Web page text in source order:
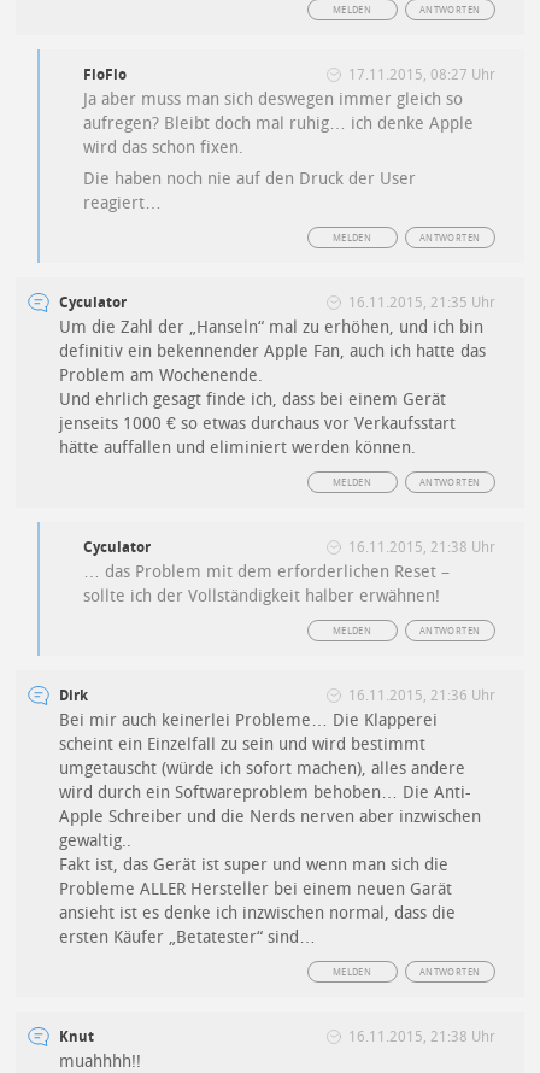
ANTWORTEN
MELDEN
FloFlo 17.11.2015, 08:27 Uhr
Ja aber muss man sich deswegen immer gleich so
aufregen? Bleibt doch mal ruhig… ich denke Apple
wird das schon fixen.
Die haben noch nie auf den Druck der User
reagiert…
ANTWORTEN
MELDEN
Cyculator 16.11.2015, 21:35 Uhr
Um die Zahl der „Hanseln“ mal zu erhöhen, und ich bin
definitiv ein bekennender Apple Fan, auch ich hatte das
Problem am Wochenende.
Und ehrlich gesagt finde ich, dass bei einem Gerät
jenseits 1000 € so etwas durchaus vor Verkaufsstart
hätte auffallen und eliminiert werden können.
ANTWORTEN
MELDEN
Cyculator 16.11.2015, 21:38 Uhr
… das Problem mit dem erforderlichen Reset –
sollte ich der Vollständigkeit halber erwähnen!
ANTWORTEN
MELDEN
Dirk 16.11.2015, 21:36 Uhr
Bei mir auch keinerlei Probleme… Die Klapperei
scheint ein Einzelfall zu sein und wird bestimmt
umgetauscht (würde ich sofort machen), alles andere
wird durch ein Softwareproblem behoben… Die Anti-
Apple Schreiber und die Nerds nerven aber inzwischen
gewaltig..
Fakt ist, das Gerät ist super und wenn man sich die
Probleme ALLER Hersteller bei einem neuen Garät
ansieht ist es denke ich inzwischen normal, dass die
ersten Käufer „Betatester“ sind…
ANTWORTEN
MELDEN
Knut 16.11.2015, 21:38 Uhr
muahhhh!!